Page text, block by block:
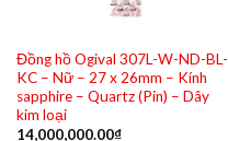
Đồng hồ Ogival 307L-W-ND-BL-
KC – Nữ – 27 x 26mm – Kính
sapphire – Quartz (Pin) – Dây
kim loại
14,000,000.00₫